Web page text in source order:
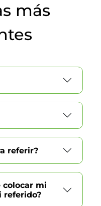
más
referir?
colocar mi
referido?